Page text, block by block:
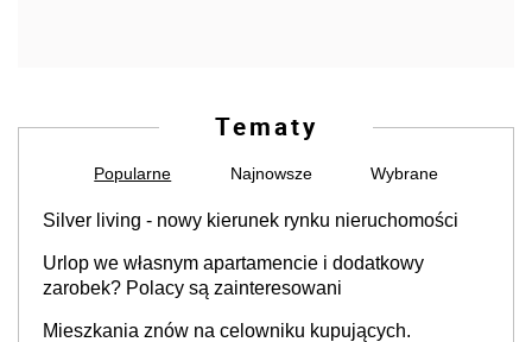
Tematy
Popularne Najnowsze Wybrane
Silver living - nowy kierunek rynku nieruchomości
Urlop we własnym apartamencie i dodatkowy
zarobek? Polacy są zainteresowani
Mieszkania znów na celowniku kupujących.